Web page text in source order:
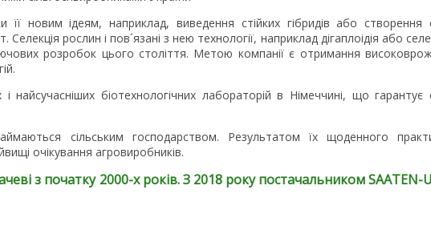
новим ідеям, наприклад, виведення стійких гібридів або створення
рослин і пов´язані з нею технології, наприклад дігаплоідія або
розробок цього століття. Метою компанії є отримання
найсучасніших біотехнологічних лабораторій в Німеччині, що гарантує
сільським господарством. Результатом їх щоденного
очікування агровиробників.
з початку 2000-х років. З 2018 року постачальником SAATEN-